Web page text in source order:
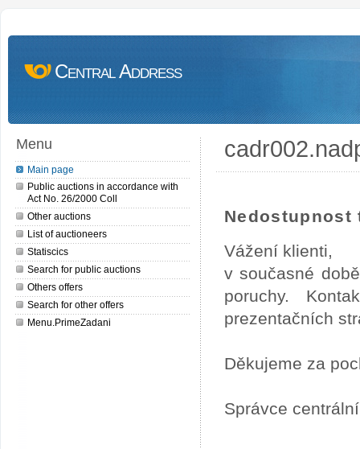
Central Address
Menu
Main page
Public auctions in accordance with
Act No. 26/2000 Coll
Other auctions
List of auctioneers
Statiscics
Search for public auctions
Others offers
Search for other offers
Menu.PrimeZadani
Nedostupnost
Vážení klienti,
v současné
poruchy.
prezentačních
Děkujeme za
Správce